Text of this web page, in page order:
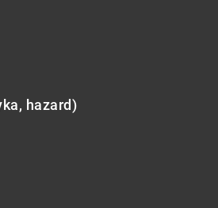
hazard)